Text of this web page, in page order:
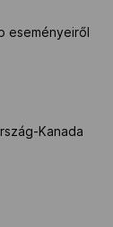
eseményeiről
Kanada